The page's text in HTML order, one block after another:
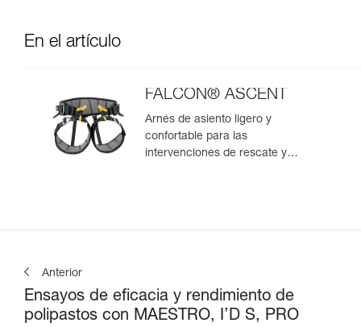
En el artículo
FALCON® ASCENT
Arnés de asiento ligero y
confortable para las
intervenciones de rescate y
Anterior
Ensayos de eficacia y rendimiento de
polipastos con MAESTRO, I’D S, PRO